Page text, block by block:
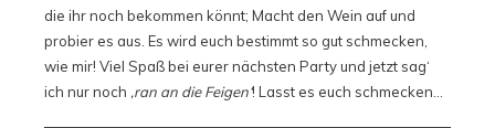
die ihr noch bekommen könnt; Macht den Wein auf und
probier es aus. Es wird euch bestimmt so gut schmecken,
wie mir! Viel Spaß bei eurer nächsten Party und jetzt sag‘
ich nur noch ‚ran an die Feigen‘! Lasst es euch schmecken…